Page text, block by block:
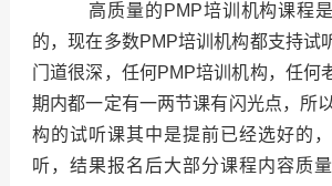
高质量的PMP培训机构课程
的，现在多数PMP培训机构都支持试
门道很深，任何PMP培训机构，任何
期内都一定有一两节课有闪光点，所
构的试听课其中是提前已经选好的
听，结果报名后大部分课程内容质